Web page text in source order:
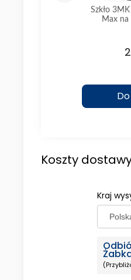
Szkło
Max na
Koszty
Kraj